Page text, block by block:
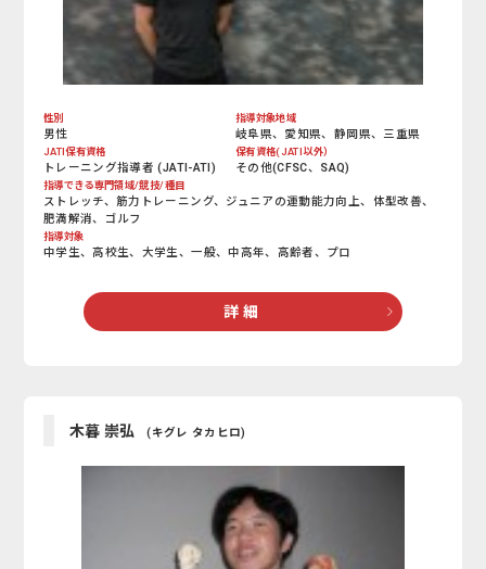
性別
男性
指導対象地域
岐阜県、愛知県、静岡県、三重県
JATI保有資格
トレーニング指導者 (JATI-ATI)
保有資格(JATI以外）
その他(CFSC、SAQ)
指導できる専門領域/競技/種目
ストレッチ、筋力トレーニング、ジュニアの運動能力向上、体型改善、
肥満解消、ゴルフ
指導対象
中学生、高校生、大学生、一般、中高年、高齢者、プロ
詳 細
木暮 崇弘 (キグレ タカヒロ)